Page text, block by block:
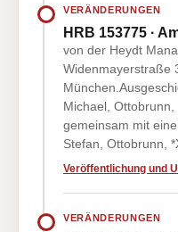
VERÄNDERUNGEN
HRB 153775 ·
von der Heydt
Widenmayerstraße
Michael, Ottobrunn,
gemeinsam mit
Stefan, Ottobrunn,
Veröffentlichung und
VERÄNDERUNGEN